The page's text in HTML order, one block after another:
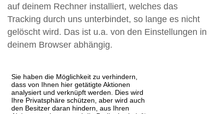
auf deinem Rechner installiert, welches das
Tracking durch uns unterbindet, so lange es nicht
gelöscht wird. Das ist u.a. von den Einstellungen in
deinem Browser abhängig.